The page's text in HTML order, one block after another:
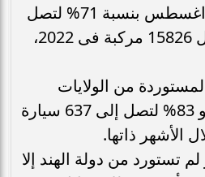
منذ بداية العام وحتى اغسطس بنسبة 71% لتصل
إلى 4545 مركبة مقابل 15826 مركبة فى 2022،
من الولايات
المتحدة الأمريكية بنحو 83% لتصل إلى 637 سيارة
تستورد من دولة الهند إلا